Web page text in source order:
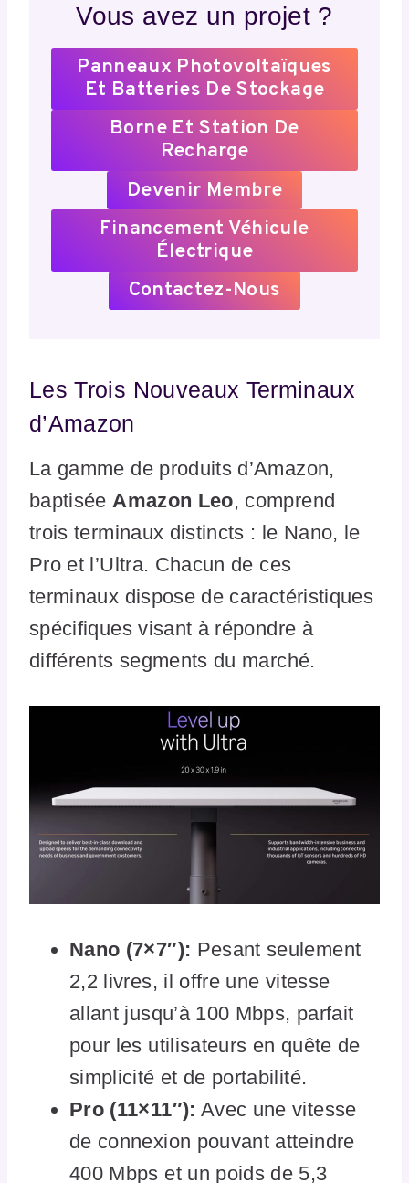
Vous avez un projet ?
Panneaux Photovoltaïques
Et Batteries De Stockage
Borne Et Station De
Recharge
Devenir Membre
Financement Véhicule
Électrique
Contactez-Nous
Les Trois Nouveaux Terminaux
d’Amazon
La gamme de produits d’Amazon,
baptisée Amazon Leo, comprend
trois terminaux distincts : le Nano, le
Pro et l’Ultra. Chacun de ces
terminaux dispose de caractéristiques
spécifiques visant à répondre à
différents segments du marché.
Nano (7×7″): Pesant seulement
2,2 livres, il offre une vitesse
allant jusqu’à 100 Mbps, parfait
pour les utilisateurs en quête de
simplicité et de portabilité.
Pro (11×11″): Avec une vitesse
de connexion pouvant atteindre
400 Mbps et un poids de 5,3